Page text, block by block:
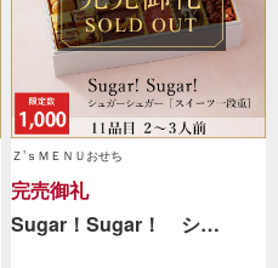
Ｚ’ｓＭＥＮＵおせち
完売御礼
Sugar！Sugar！ シ…